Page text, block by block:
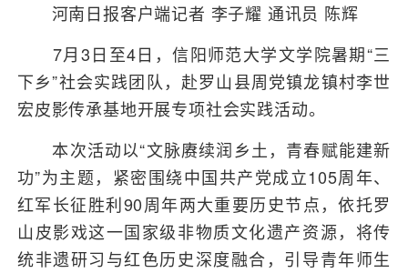
河南日报客户端记者 李子耀 通讯员 陈辉
7月3日至4日，信阳师范大学文学院暑期“三
下乡”社会实践团队，赴罗山县周党镇龙镇村李世
宏皮影传承基地开展专项社会实践活动。
本次活动以“文脉赓续润乡土，青春赋能建新
功”为主题，紧密围绕中国共产党成立105周年、
红军长征胜利90周年两大重要历史节点，依托罗
山皮影戏这一国家级非物质文化遗产资源，将传
统非遗研习与红色历史深度融合，引导青年师生